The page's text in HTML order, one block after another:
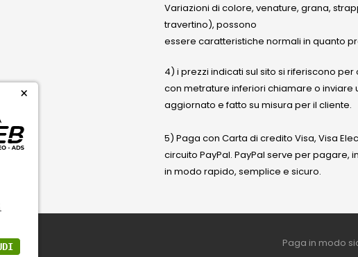
Variazioni di colore, venature, grana,
travertino), possono
essere caratteristiche normali in quanto
4) i prezzi indicati sul sito si riferiscono
con metrature inferiori chiamare o inviare
aggiornato e fatto su misura per il cliente.
5) Paga con Carta di credito Visa, Visa
circuito PayPal. PayPal serve per
in modo rapido, semplice e sicuro.
Paga in modo
×